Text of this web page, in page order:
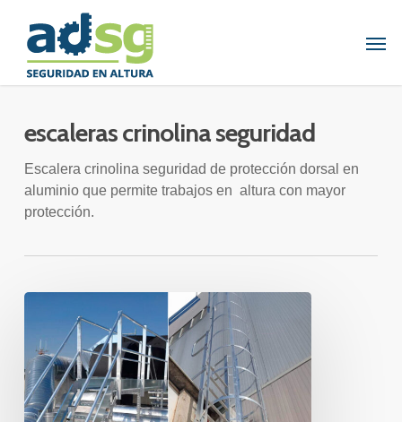
main
content
escaleras crinolina seguridad
Escalera crinolina seguridad de protección dorsal en
aluminio que permite trabajos en altura con mayor
protección.
ESCALERAS
CRINOLINA
PARA
TRABAJOS
EN
ALTURA